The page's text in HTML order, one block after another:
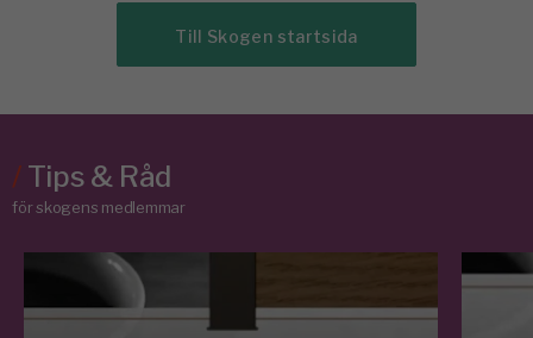
Till Skogen startsida
/Tips & Råd
för skogens medlemmar